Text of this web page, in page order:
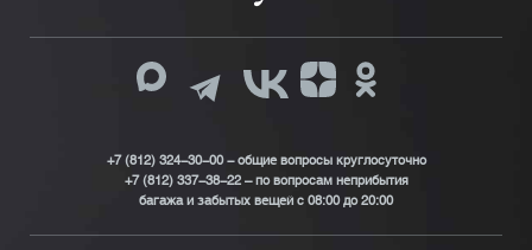
+7 (812) 324-30-00 - общие вопросы круглосуточно
+7 (812) 337-38-22 – по вопросам неприбытия
багажа и забытых вещей с 08:00 до 20:00